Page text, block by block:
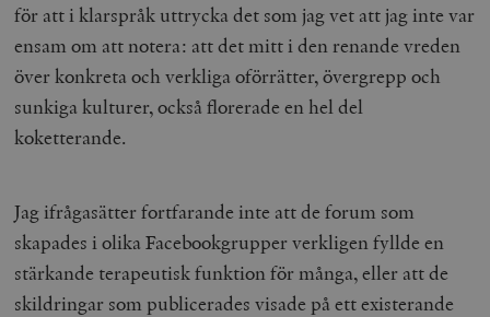
för att i klarspråk uttrycka det som jag vet att jag inte var
ensam om att notera: att det mitt i den renande vreden
över konkreta och verkliga oförrätter, övergrepp och
sunkiga kulturer, också florerade en hel del
koketterande.
Jag ifrågasätter fortfarande inte att de forum som
skapades i olika Facebookgrupper verkligen fyllde en
stärkande terapeutisk funktion för många, eller att de
skildringar som publicerades visade på ett existerande